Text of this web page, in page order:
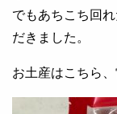
でもあちこち回
だきました。
お土産はこちら